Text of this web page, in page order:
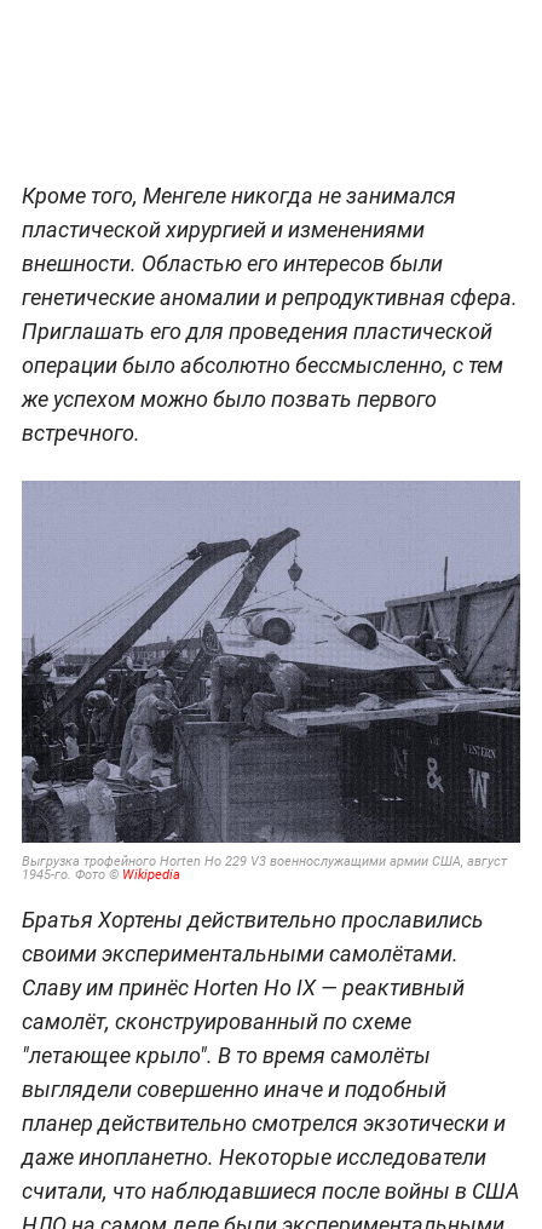
Кроме того, Менгеле никогда не занимался
пластической хирургией и изменениями
внешности. Областью его интересов были
генетические аномалии и репродуктивная сфера.
Приглашать его для проведения пластической
операции было абсолютно бессмысленно, с тем
же успехом можно было позвать первого
встречного.
Выгрузка трофейного Horten Ho 229 V3 военнослужащими армии США, август
1945-го. Фото © Wikipedia
Братья Хортены действительно прославились
своими экспериментальными самолётами.
Славу им принёс Horten Ho IX — реактивный
самолёт, сконструированный по схеме
"летающее крыло". В то время самолёты
выглядели совершенно иначе и подобный
планер действительно смотрелся экзотически и
даже инопланетно. Некоторые исследователи
считали, что наблюдавшиеся после войны в США